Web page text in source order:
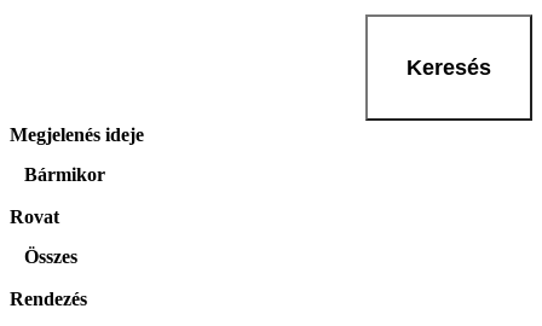
Keresés
Megjelenés ideje
Bármikor
Rovat
Összes
Rendezés